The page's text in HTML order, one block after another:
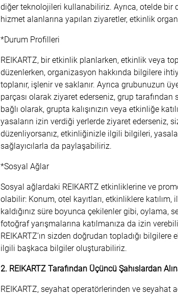
diğer teknolojileri kullanabiliriz. Ayrıca, otelde
hizmet alanlarına yapılan ziyaretler, etkinlik
*Durum Profilleri
REIKARTZ, bir etkinlik planlarken, etkinlik veya
düzenlerken, organizasyon hakkında bilgilere
toplanır, işlenir ve saklanır. Ayrıca grubunuzun
parçası olarak ziyaret ederseniz, grup
bağlı olarak, grupta kalışınızın veya etkinliğe
yasaların izin verdiği yerlerde ziyaret
düzenliyorsanız, etkinliğinizle ilgili bilgileri,
sağlayıcılarla da paylaşabiliriz.
*Sosyal Ağlar
Sosyal ağlardaki REIKARTZ etkinliklerine ve
olabilir: Konum, otel kayıtları, etkinliklere
kaldığınız süre boyunca çekilenler gibi,
fotoğraf yarışmalarına katılmanıza da izin
REIKARTZ’ın sizden doğrudan topladığı
ilgili başkaca bilgiler oluşturabiliriz.
2. REIKARTZ Tarafından Üçüncü Şahıslardan
REIKARTZ, seyahat operatörlerinden ve